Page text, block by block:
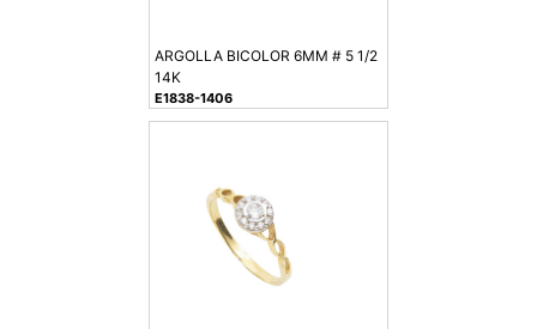
ARGOLLA BICOLOR 6MM # 5 1/2
14K
E1838-1406